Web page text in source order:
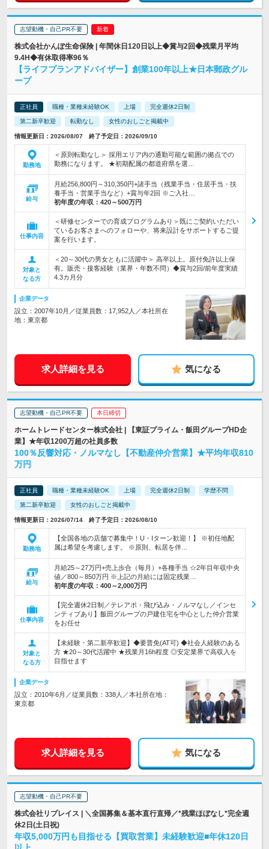
志望動機・自己PR不要
株式会社かんぽ生命保険 | 年間休日120日以上◆賞与2回◆残業月平均
9.4H◆有休取得率96％
【ライフプランアドバイザー】創業100年以上★日本郵政グル
ープ
正社員 職種・業種未経験OK 上場 完全週休2日制
第二新卒歓迎 転勤なし 女性のおしごと掲載中
情報更新日：2026/08/07 終了予定日：2026/09/10
勤務地
＜原則転勤なし＞ 採用エリア内の通勤可能な範囲の拠点での
勤務になります。 ★初期配属の都道府県を選…
給与
月給256,800円～310,350円+諸手当（残業手当・住居手当・扶
養手当・営業手当など）+賞与年2回 ※ご入社…
初年度の年収： 420～500万円
仕事内容
＜研修センターでの育成プログラムあり＞既にご契約いただい
ているお客さまへのフォローや、将来設計をサポートするご提
案を行います。
対象と
なる方
＜20～30代の男女ともに活躍中＞ 高卒以上。原付免許以上保
有。販売・接客経験（業界・年数不問）◆賞与2回/前年度実績
4.3カ月分
企業データ
設立：2007年10月／従業員数：17,952人／本社所在
地：東京都
求人詳細を見る 気になる
志望動機・自己PR不要 本日締切
ホームトレードセンター株式会社 | 【東証プライム・飯田グループHD企
業】★年収1200万超の社員多数
100％反響対応・ノルマなし【不動産仲介営業】★平均年収810
万円
正社員 職種・業種未経験OK 上場 完全週休2日制 学歴不問
第二新卒歓迎 女性のおしごと掲載中
情報更新日：2026/07/14 終了予定日：2026/08/10
勤務地
【全国各地の店舗で募集中！U・Iターン歓迎！】 ※初任地配
属は希望を考慮します。 ※原則、転居を伴…
給与
月給25～27万円+売上歩合（毎月）+各種手当 ☆2年目年収中央
値／800～850万円 ※上記の月給には固定残業…
初年度の年収： 400～2,000万円
仕事内容
【完全週休2日制／テレアポ・飛び込み・ノルマなし／インセ
ンティブあり】飯田グループの戸建住宅を中心とした仲介営業
をお任せ
対象と
なる方
【未経験・第二新卒歓迎】◆要普免(AT可) ◆社会人経験のある
方 ★20～30代活躍中 ★残業月16h程度 ◎安定業界で高収入を
目指せます
企業データ
設立：2010年6月／従業員数：338人／本社所在地：
東京都
求人詳細を見る 気になる
志望動機・自己PR不要
株式会社リプレイス | ＼全国募集＆基本直行直帰／*残業ほぼなし*完全週
休2日(土日祝)
年収5,000万円も目指せる【買取営業】未経験歓迎■年休120日